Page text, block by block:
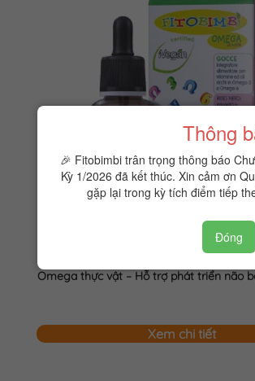
Fitobimbi Omega junior
Omega thực vật – Hỗ trợ phát triển não
Xem chi tiết
Thông
🎉 Fitobimbi trân trọng thông báo
Kỳ 1/2026 đã kết thúc. Xin cảm ơn
gặp lại trong kỳ tích điểm tiếp
Đóng